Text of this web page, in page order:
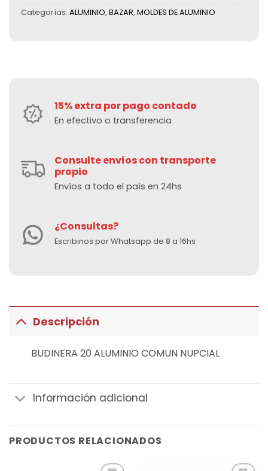
Categorías: ALUMINIO, BAZAR, MOLDES DE ALUMINIO
15% extra por pago contado
En efectivo o transferencia
Consulte envíos con transporte
propio
Envíos a todo el país en 24hs
¿Consultas?
Escribinos por Whatsapp de 8 a 16hs
Descripción
BUDINERA 20 ALUMINIO COMUN NUPCIAL
Información adicional
PRODUCTOS RELACIONADOS